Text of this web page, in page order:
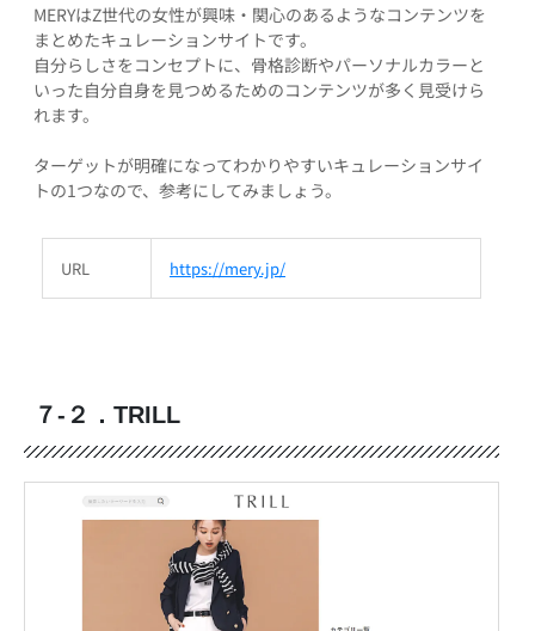
MERYはZ世代の女性が興味・関心のあるようなコンテンツを
まとめたキュレーションサイトです。
自分らしさをコンセプトに、骨格診断やパーソナルカラーと
いった自分自身を見つめるためのコンテンツが多く見受けら
れます。
ターゲットが明確になってわかりやすいキュレーションサイ
トの1つなので、参考にしてみましょう。
URL https://mery.jp/
７-２．TRILL